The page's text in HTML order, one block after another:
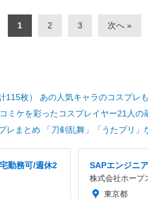
1 2 3 次へ
115枚） あの人気キャラのコスプレも
ミケを彩ったコスプレイヤー21人の
レまとめ 「刀剣乱舞」「うたプリ」
勤務可/週休2
SAPエンジニア
株式会社ホープ
東京都